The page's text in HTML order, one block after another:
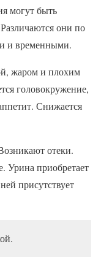
могут быть
они по
и временными.
жаром и плохим
головокружение,
Снижается
отеки.
Урина приобретает
присутствует